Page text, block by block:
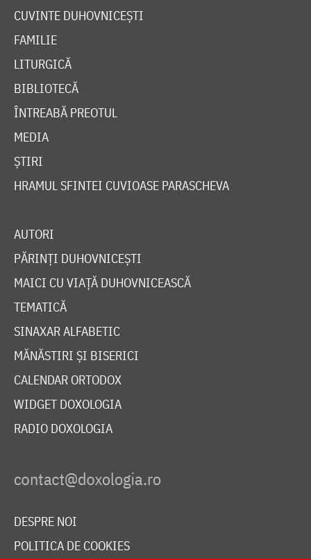
CUVINTE DUHOVNICEȘTI
FAMILIE
LITURGICĂ
BIBLIOTECĂ
ÎNTREABĂ PREOTUL
MEDIA
ȘTIRI
HRAMUL SFINTEI CUVIOASE PARASCHEVA
AUTORI
PĂRINȚI DUHOVNICEȘTI
MAICI CU VIAȚĂ DUHOVNICEASCĂ
TEMATICĂ
SINAXAR ALFABETIC
MĂNĂSTIRI ȘI BISERICI
CALENDAR ORTODOX
WIDGET DOXOLOGIA
RADIO DOXOLOGIA
DESPRE NOI
POLITICA DE COOKIES